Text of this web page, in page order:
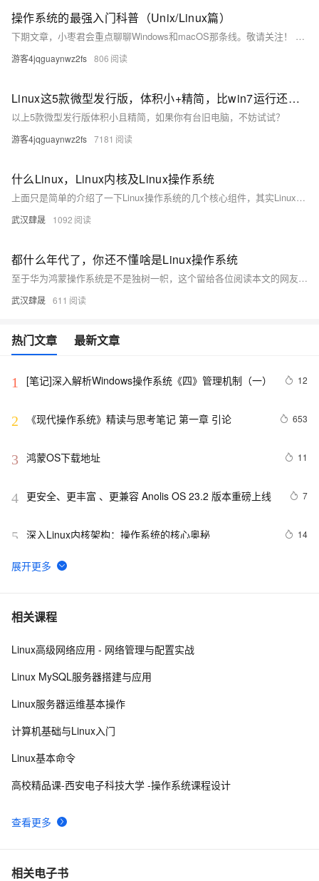
操作系统的最强入门科普（Unix/Linux篇）
下期文章，小枣君会重点聊聊Windows和macOS那条线。敬请关注！ 如果大家觉得文章不错，还请帮忙多多转发！谢谢！
游客4jqguaynwz2fs 806
Linux这5款微型发行版，体积小+精简，比win7运行还快，值得安装
以上5款微型发行版体积小且精简，如果你有台旧电脑，不妨试试？
游客4jqguaynwz2fs 7181
什么Linux，Linux内核及Linux操作系统
上面只是简单的介绍了一下Linux操作系统的几个核心组件，其实Linux的整体架构要复杂的多。单纯从Linux内核的角度，它要管理CPU、内存、网卡、硬盘和输入输出等设备，因此内核本身分为进程调度，内存管理，虚拟文件系统，网络接口等4个核心子系统。
武汉肆晟 1092
都什么年代了，你还不懂啥是Linux操作系统
至于华为鸿蒙操作系统是不是独树一帜，这个留给各位阅读本文的网友们来讨论
武汉肆晟 611
热门文章 最新文章
1 [笔记]深入解析Windows操作系统《四》管理机制（一） 12
2 《现代操作系统》精读与思考笔记 第一章 引论 653
3 鸿蒙OS下载地址 11
4 更安全、更丰富 、更兼容 Anolis OS 23.2 版本重磅上线 7
5 深入Linux内核架构：操作系统的核心奥秘 14
6 mac os x86 下 intel 无限驱动下载
7 请介绍一下鸿蒙操作系统的应用开发框架和工具。
8 Unix是一个多用户、多任务的操作系统
10[Oracle]-[安装]-Cent OS安装Oracle Client
相关课程
查看更多
Linux高级网络应用 - 网络管理与配置实战
Linux MySQL服务器搭建与应用
Linux服务器运维基本操作
计算机基础与Linux入门
Linux基本命令
高校精品课-西安电子科技大学 -操作系统课程设计
相关电子书